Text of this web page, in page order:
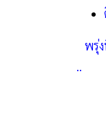
พรุ่
..
จ